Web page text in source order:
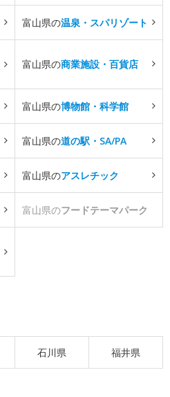
富山県の温泉・スパリゾート
富山県の商業施設・百貨店
富山県の博物館・科学館
富山県の道の駅・SA/PA
富山県のアスレチック
富山県のフードテーマパーク
石川県 福井県